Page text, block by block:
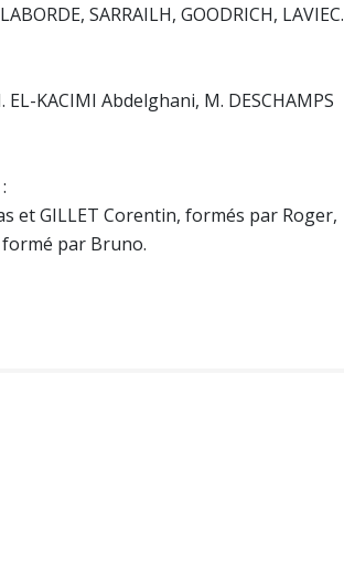
SARRAILH, GOODRICH, LAVIEC.
EL-KACIMI Abdelghani, M. DESCHAMPS
:
et GILLET Corentin, formés par Roger,
formé par Bruno.